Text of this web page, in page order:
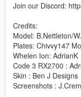
Join our Discord:
Credits:
Model: B.Nettleton/
Plates: Chivvy147
Whelen Ion: AdrianK
Code 3 RX2700 :
Skin : Ben J Designs
Screenshots :